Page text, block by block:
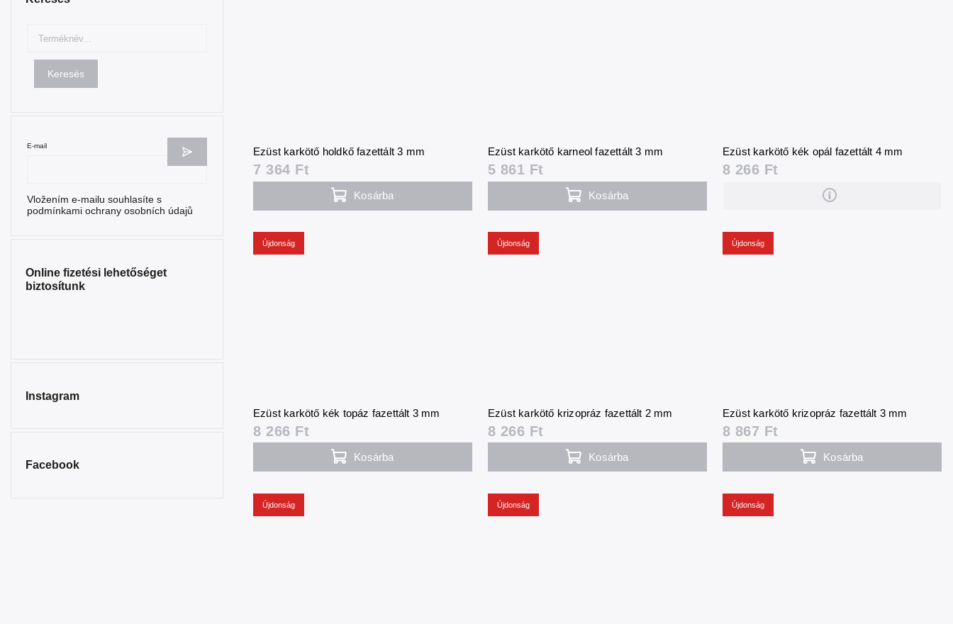
Keresés
E-mail
Vložením e-mailu souhlasíte s
podmínkami ochrany osobních údajů
Online fizetési lehetőséget
biztosítunk
Instagram
Facebook
Ezüst karkötő holdkő fazettált 3 mm
7 364 Ft
Kosárba
Ezüst karkötő karneol fazettált 3 mm
5 861 Ft
Kosárba
Ezüst karkötő kék opál fazettált 4 mm
8 266 Ft
Újdonság
Ezüst karkötő kék topáz fazettált 3 mm
8 266 Ft
Kosárba
Újdonság
Ezüst karkötő krizopráz fazettált 2 mm
8 266 Ft
Kosárba
Újdonság
Ezüst karkötő krizopráz fazettált 3 mm
8 867 Ft
Kosárba
Újdonság Újdonság Újdonság